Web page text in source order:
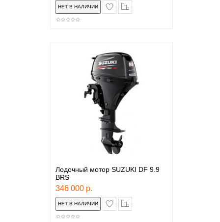
в закладки
Лодочный мотор SUZUKI DF 9.9
BRS
346 000 р.
в закладки